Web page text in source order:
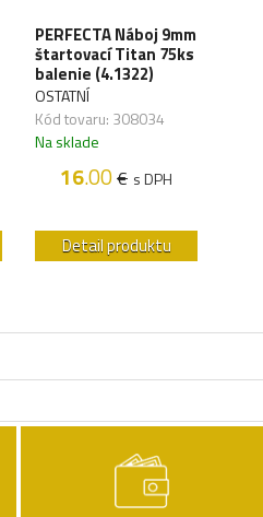
PERFECTA Náboj 9mm
štartovací Titan 75ks
balenie (4.1322)
OSTATNÍ
Kód tovaru: 308034
Na sklade
16.00€ s DPH
Detail produktu